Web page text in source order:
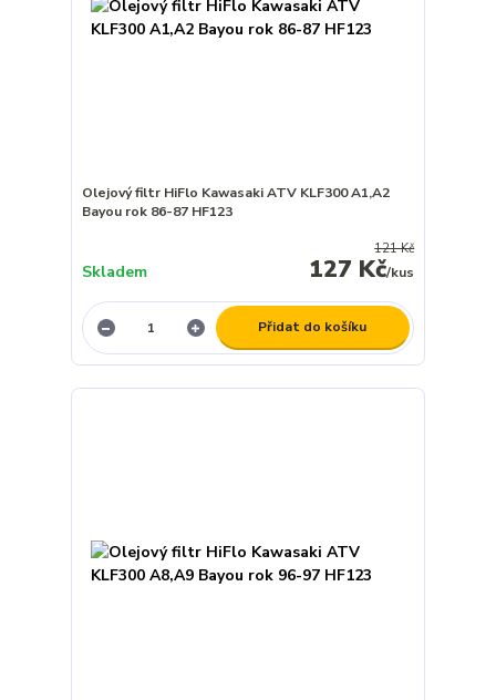
Olejový filtr HiFlo Kawasaki ATV KLF300 A1,A2
Bayou rok 86-87 HF123
121 Kč
127 Kč/kus
Skladem
Přidat do košíku